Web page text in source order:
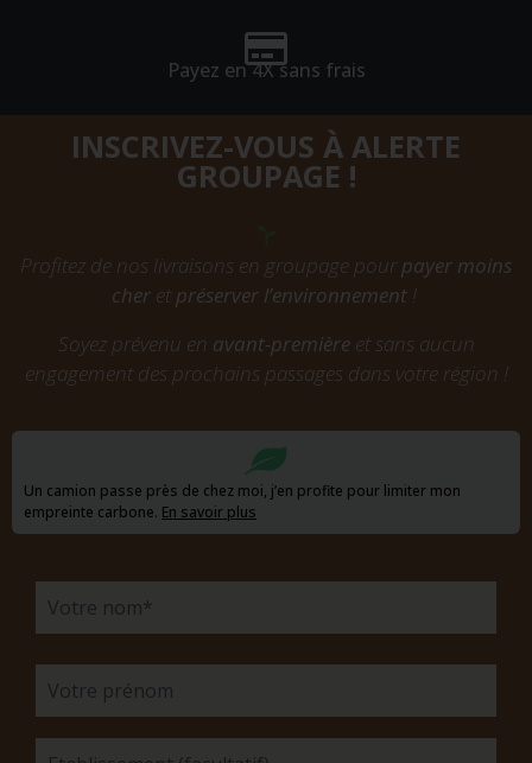
Payez en 4X sans frais
INSCRIVEZ-VOUS À ALERTE
GROUPAGE !
Profitez de nos livraisons en groupage pourpayer moins
cheret préserver l’environnement!
Soyez prévenu en avant-premièreet sans aucun
engagement des prochains passages dans votre région !
Un camion passe près de chez moi, j’en profite pour limiter mon
empreinte carbone. En savoir plus